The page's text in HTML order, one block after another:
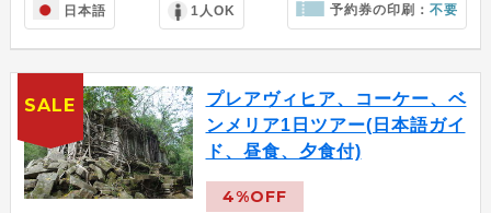
日本語 1人OK 予約券の印刷：不要
プレアヴィヒア、コーケー、ベ
ンメリア1日ツアー(日本語ガイ
ド、昼食、夕食付)
4%OFF
SALE